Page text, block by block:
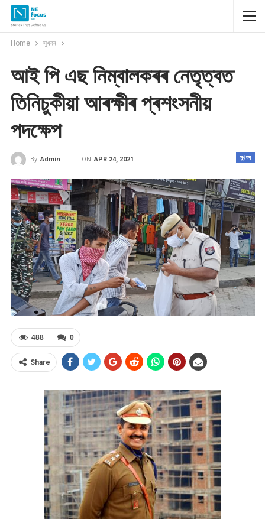
Home সুখবৰ
আই পি এছ নিম্বালকৰৰ নেতৃত্বত
তিনিচুকীয়া আৰক্ষীৰ প্ৰশংসনীয়
পদক্ষেপ
সুখবৰ
By Admin ON APR 24, 2021
0
488
Share